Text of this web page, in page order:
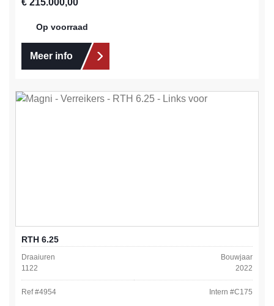
€ 215.000,00
Op voorraad
Meer info
RTH 6.25
Draaiuren
1122
Bouwjaar
2022
Ref #4954 Intern #C175